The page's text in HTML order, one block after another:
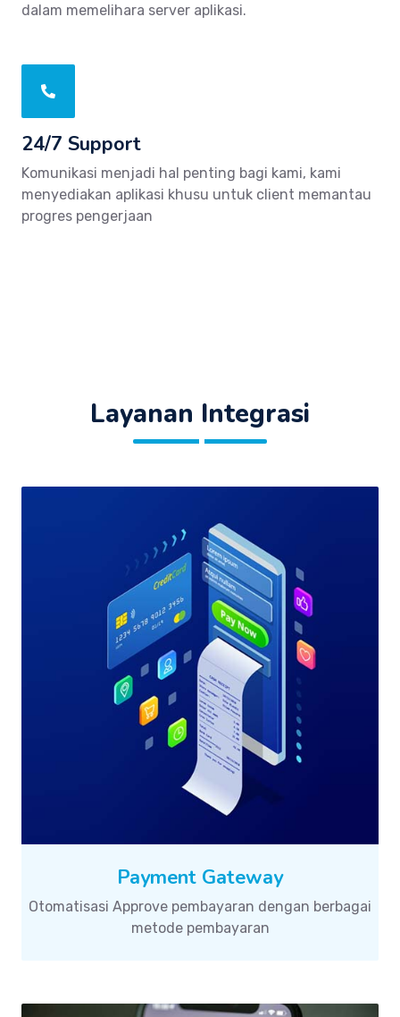
dalam memelihara server aplikasi.
24/7 Support
Komunikasi menjadi hal penting bagi kami, kami
menyediakan aplikasi khusu untuk client memantau
progres pengerjaan
Layanan Integrasi
Payment Gateway
Otomatisasi Approve pembayaran dengan berbagai
metode pembayaran